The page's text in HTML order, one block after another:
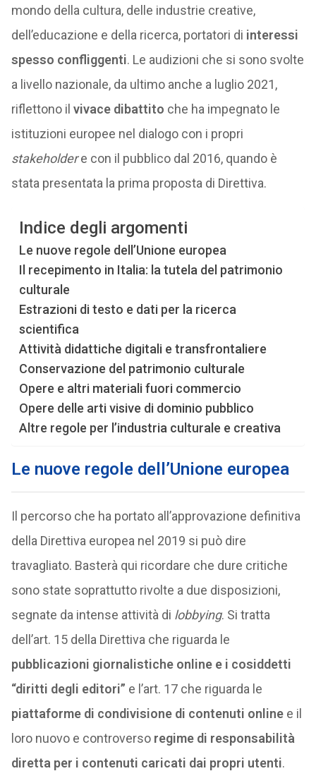
mondo della cultura, delle industrie creative,
dell’educazione e della ricerca, portatori di interessi
spesso confliggenti. Le audizioni che si sono svolte
a livello nazionale, da ultimo anche a luglio 2021,
riflettono il vivace dibattito che ha impegnato le
istituzioni europee nel dialogo con i propri
stakeholdere con il pubblico dal 2016, quando è
stata presentata la prima proposta di Direttiva.
Indice degli argomenti
Le nuove regole dell’Unione europea
Il recepimento in Italia: la tutela del patrimonio
culturale
Estrazioni di testo e dati per la ricerca
scientifica
Attività didattiche digitali e transfrontaliere
Conservazione del patrimonio culturale
Opere e altri materiali fuori commercio
Opere delle arti visive di dominio pubblico
Altre regole per l’industria culturale e creativa
Le nuove regole dell’Unione europea
Il percorso che ha portato all’approvazione definitiva
della Direttiva europea nel 2019 si può dire
travagliato. Basterà qui ricordare che dure critiche
sono state soprattutto rivolte a due disposizioni,
segnate da intense attività di lobbying. Si tratta
dell’art. 15 della Direttiva che riguarda le
pubblicazioni giornalistiche online e i cosiddetti
“diritti degli editori” e l’art. 17 che riguarda le
piattaforme di condivisione di contenuti onlinee il
loro nuovo e controverso regime di responsabilità
diretta per i contenuti caricati dai propri utenti.